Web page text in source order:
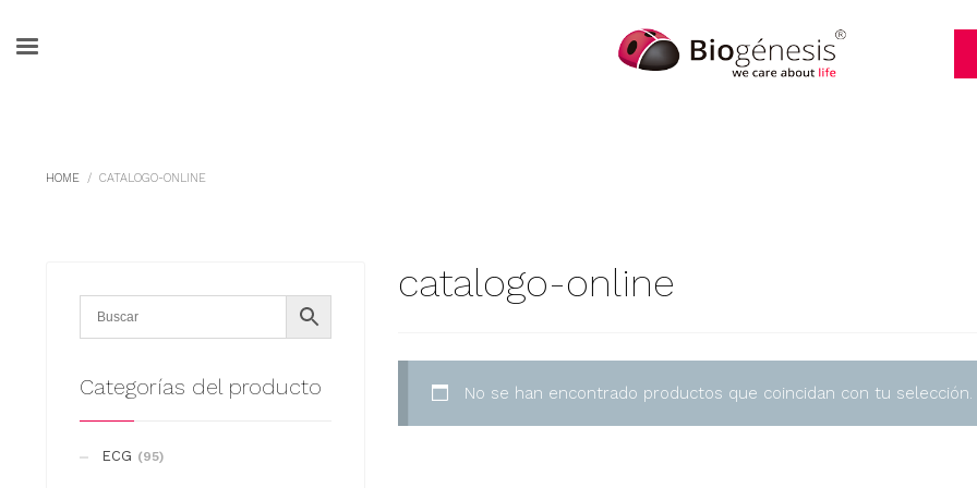
HOME CATALOGO-ONLINE
catalogo-online
No se han encontrado productos que coincidan con tu selección.
Categorías del producto
ECG (95)